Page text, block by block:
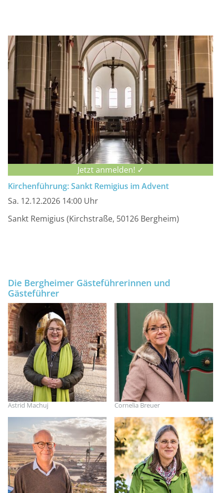
Jetzt anmelden! ✓
Kirchenführung: Sankt Remigius im Advent
Sa. 12.12.2026 14:00 Uhr
Sankt Remigius (Kirchstraße, 50126 Bergheim)
Die Bergheimer Gästeführerinnen und
Gästeführer
Astrid Machuj Cornelia Breuer